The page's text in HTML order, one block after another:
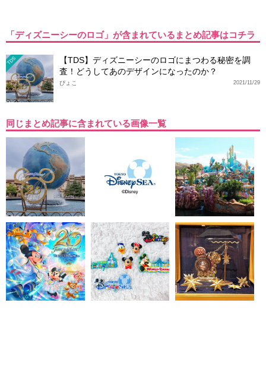
「ディズニーシーのロゴ」が含まれているまとめ記事はコチラ
TDS
【TDS】ディズニーシーのロゴにまつわる秘密を調
査！どうしてあのデザインになったのか？
2021/11/29
ぴょこ
同じまとめ記事に含まれている画像一覧